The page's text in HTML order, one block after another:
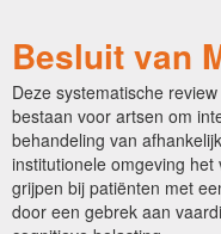
Besluit van
Deze systematische
bestaan voor artsen om
behandeling van
institutionele omgeving
grijpen bij patiënten met
door een gebrek aan